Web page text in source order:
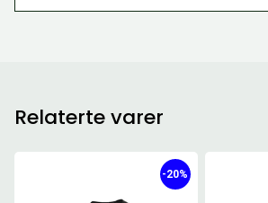
Relaterte varer
-20%